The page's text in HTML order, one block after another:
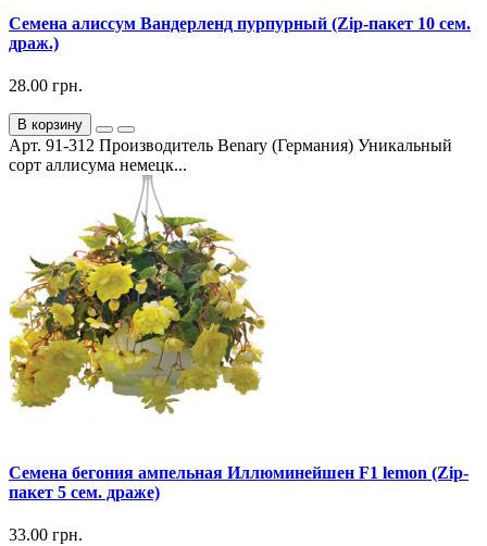
Семена алиссум Вандерленд пурпурный (Zip-пакет 10 сем.
драж.)
28.00 грн.
В корзину
Арт. 91-312 Производитель Benary (Германия) Уникальный
сорт аллисума немецк...
Семена бегония ампельная Иллюминейшен F1 lemon (Zip-
пакет 5 сем. драже)
33.00 грн.